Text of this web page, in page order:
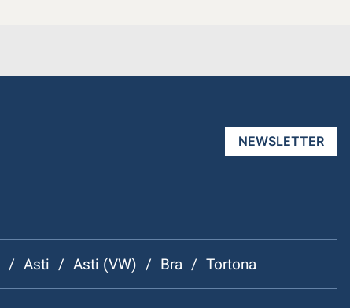
NEWSLETTER
/ Asti / Asti (VW) / Bra / Tortona